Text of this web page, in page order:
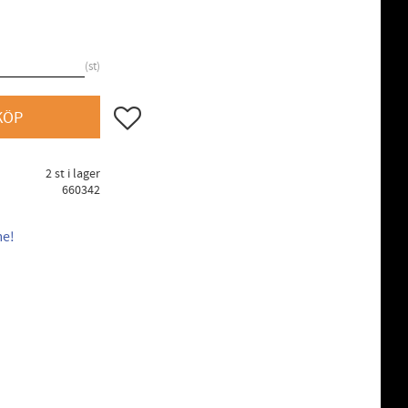
st
Lägg till i favoriter
2 st i lager
660342